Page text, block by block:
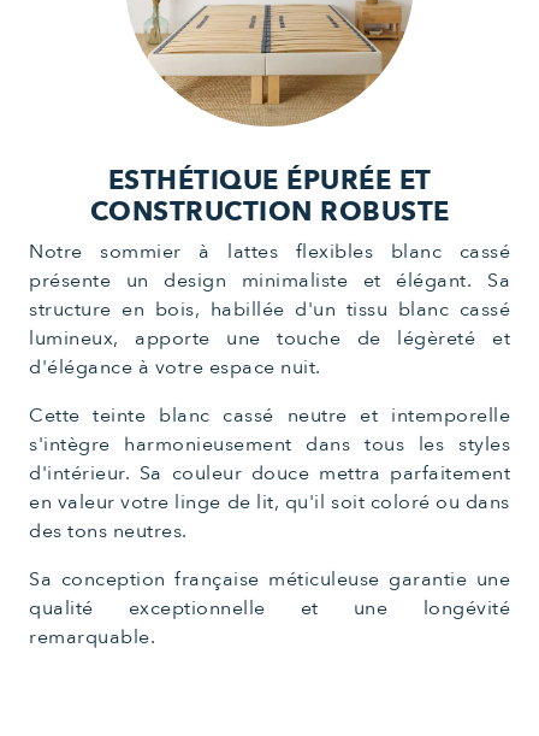
ESTHÉTIQUE ÉPURÉE ET
CONSTRUCTION ROBUSTE
Notre sommier à lattes flexibles blanc cassé
présente un design minimaliste et élégant. Sa
structure en bois, habillée d'un tissu blanc cassé
lumineux, apporte une touche de légèreté et
d'élégance à votre espace nuit.
Cette teinte blanc cassé neutre et intemporelle
s'intègre harmonieusement dans tous les styles
d'intérieur. Sa couleur douce mettra parfaitement
en valeur votre linge de lit, qu'il soit coloré ou dans
des tons neutres.
Sa conception française méticuleuse garantie une
qualité exceptionnelle et une longévité
remarquable.